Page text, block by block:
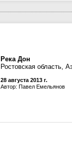
Река Дон
Ростовская область,
28 августа 2013 г.
Автор: Павел Емельянов